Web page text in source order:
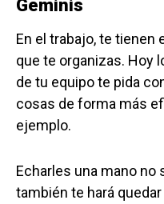
Géminis
En el trabajo, te tienen
que te organizas. Hoy
de tu equipo te pida
cosas de forma más
ejemplo.
Echarles una mano no
también te hará